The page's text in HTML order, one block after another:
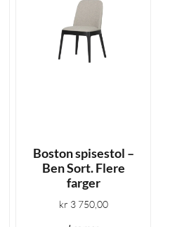
Boston spisestol –
Ben Sort. Flere
farger
kr 3 750,00